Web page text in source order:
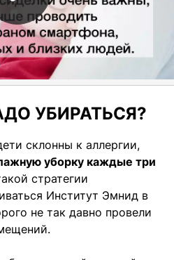
УБИРАТЬСЯ?
склонны к аллергии,
уборку каждые три
стратегии
Институт Эмнид в
не так давно провели